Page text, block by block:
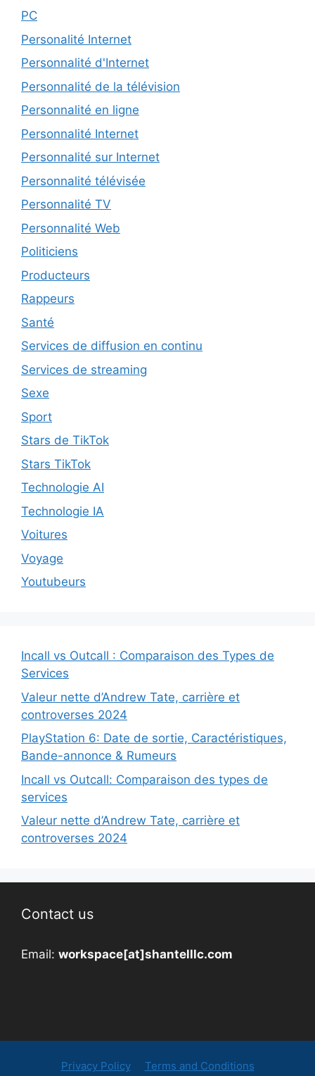
PC
Personalité Internet
Personnalité d'Internet
Personnalité de la télévision
Personnalité en ligne
Personnalité Internet
Personnalité sur Internet
Personnalité télévisée
Personnalité TV
Personnalité Web
Politiciens
Producteurs
Rappeurs
Santé
Services de diffusion en continu
Services de streaming
Sexe
Sport
Stars de TikTok
Stars TikTok
Technologie AI
Technologie IA
Voitures
Voyage
Youtubeurs
Incall vs Outcall : Comparaison des Types de
Services
Valeur nette d’Andrew Tate, carrière et
controverses 2024
PlayStation 6: Date de sortie, Caractéristiques,
Bande-annonce & Rumeurs
Incall vs Outcall: Comparaison des types de
services
Valeur nette d’Andrew Tate, carrière et
controverses 2024
Contact us
Email: workspace[at]shantelllc.com
Privacy Policy Terms and Conditions